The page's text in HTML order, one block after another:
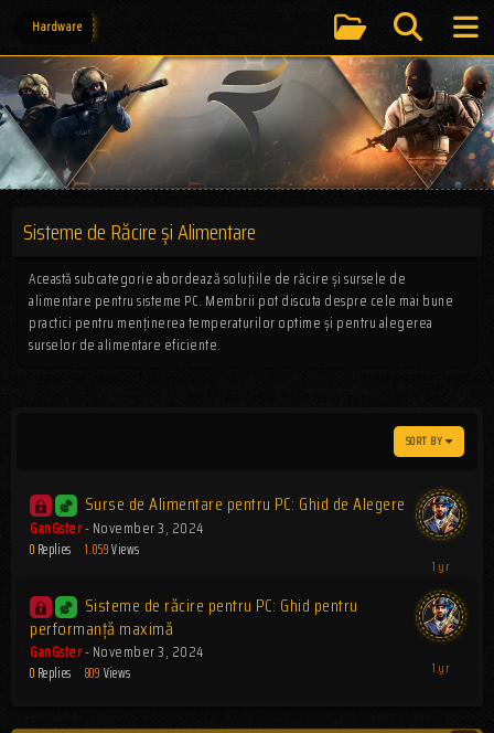
Hardware
Sisteme de Răcire și Alimentare
Această subcategorie abordează soluțiile de răcire și sursele de
alimentare pentru sisteme PC. Membrii pot discuta despre cele mai bune
practici pentru menținerea temperaturilor optime și pentru alegerea
surselor de alimentare eficiente.
SORT BY
Surse de Alimentare pentru PC: Ghid de Alegere
GanGster-November 3, 2024
0Replies 1.059Views
Sisteme de răcire pentru PC: Ghid pentru
performanță maximă
GanGster-November 3, 2024
0Replies 809Views